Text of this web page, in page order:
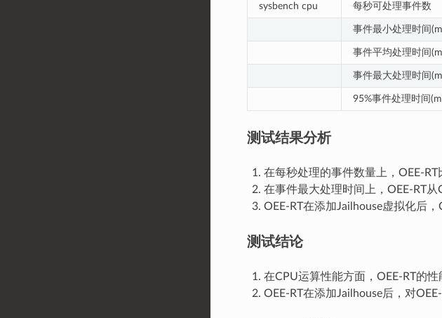
sysbench cpu 每秒可处理事件数
事件最小处理时间
事件平均处理时间
事件最大处理时间
95%事件处理时间
测试结果分析
在每秒处理的事件数量上，OEE-RT
在事件最大处理时间上，OEE-RT从
OEE-RT在添加Jailhouse虚拟化后，
测试结论
在CPU运算性能方面，OEE-RT的性
OEE-RT在添加Jailhouse后，对